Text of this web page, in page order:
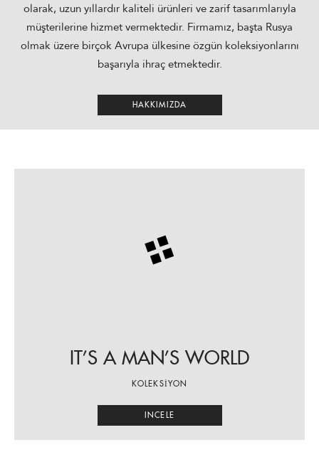
olarak, uzun yıllardır kaliteli ürünleri ve zarif tasarımlarıyla
müşterilerine hizmet vermektedir. Firmamız, başta Rusya
olmak üzere birçok Avrupa ülkesine özgün koleksiyonlarını
başarıyla ihraç etmektedir.
HAKKIMIZDA
IT’S A MAN’S WORLD
KOLEKSİYON
INCELE